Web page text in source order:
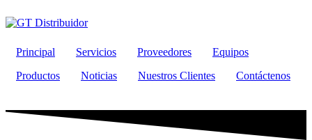
al
Principal
Servicios Proveedores
Equipos
Productos
Noticias Nuestros Clientes Contáctenos